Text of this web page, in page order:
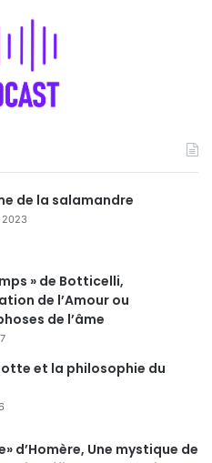
de la salamandre
2023
» de Botticelli,
de l’Amour ou
de l’âme
et la philosophie du
d’Homère, Une mystique de